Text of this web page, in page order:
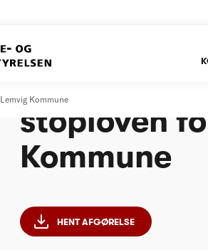
Lemvig Kommune
stoploven
Kommune
HENT AFGØRELSE